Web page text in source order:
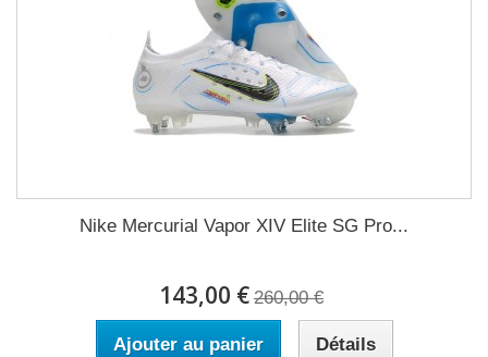
Nike Mercurial Vapor XIV Elite SG Pro...
143,00 € 260,00 €
Ajouter au panier Détails